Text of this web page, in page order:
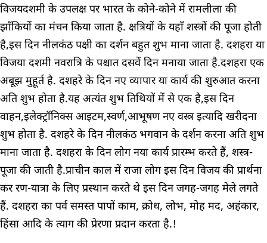
विजयदशमी के उपलक्ष पर भारत के कोने-कोने में रामलीला की
झाँकियों का मंचन किया जाता है. क्षत्रियों के यहाँ शस्त्रों की पूजा होती
है,इस दिन नीलकंठ पक्षी का दर्शन बहुत शुभ माना जाता है. दशहरा या
विजया दशमी नवरात्रि के पश्चात दसवें दिन मनाया जाता है.दशहरा एक
अबूझ मुहूर्त है. दशहरे के दिन नए व्यापार या कार्य की शुरुआत करना
अति शुभ होता है.यह अत्यंत शुभ तिथियों में से एक है,इस दिन
वाहन,इलेक्ट्रॉनिक्स आइटम,स्वर्ण,आभूषण नए वस्त्र इत्यादि खरीदना
शुभ होता है. दशहरे के दिन नीलकंठ भगवान के दर्शन करना अति शुभ
माना जाता है. दशहरा के दिन लोग नया कार्य प्रारम्भ करते हैं, शस्त्र-
पूजा की जाती है.प्राचीन काल में राजा लोग इस दिन विजय की प्रार्थना
कर रण-यात्रा के लिए प्रस्थान करते थे इस दिन जगह-जगह मेले लगते
हैं. दशहरा का पर्व समस्त पापों काम, क्रोध, लोभ, मोह मद, अहंकार,
हिंसा आदि के त्याग की प्रेरणा प्रदान करता है.!